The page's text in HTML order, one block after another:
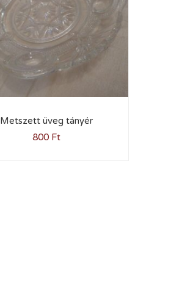
Metszett üveg tányér
800 Ft